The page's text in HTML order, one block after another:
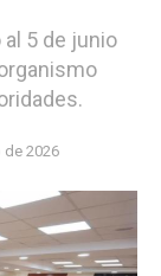
5 de junio
de 2026